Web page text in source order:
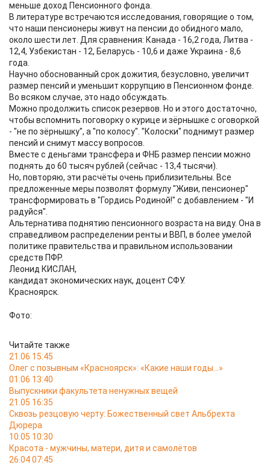
меньше доход Пенсионного фонда.
В литературе встречаются исследования, говорящие о том,
что наши пенсионеры живут на пенсии до обидного мало,
около шести лет. Для сравнения: Канада - 16,2 года, Литва -
12,4, Узбекистан - 12, Беларусь - 10,6 и даже Украина - 8,6
года.
Научно обоснованный срок дожития, безусловно, увеличит
размер пенсий и уменьшит коррупцию в Пенсионном фонде.
Во всяком случае, это надо обсуждать.
Можно продолжить список резервов. Но и этого достаточно,
чтобы вспомнить поговорку о курице и зёрнышке с оговоркой
- "не по зёрнышку", а "по колосу". "Колоски" поднимут размер
пенсий и снимут массу вопросов.
Вместе с деньгами трансфера и ФНБ размер пенсии можно
поднять до 60 тысяч рублей (сейчас - 13,4 тысячи).
Но, повторяю, эти расчёты очень приблизительны. Все
предложенные меры позволят формулу "Живи, пенсионер"
трансформировать в "Гордись Родиной!" с добавлением - "И
радуйся".
Альтернатива поднятию пенсионного возраста на виду. Она в
справедливом распределении ренты и ВВП, в более умелой
политике правительства и правильном использовании
средств ПФР.
Леонид КИСЛАН,
кандидат экономических наук, доцент СФУ.
Красноярск.
Фото:
Читайте также
21.06 15:45
Олег с позывным «Красноярск»: «Какие наши годы…»
01.06 13:40
Выпускники факультета ненужных вещей
21.05 16:35
Сквозь резцовую черту: Божественный свет Альбрехта
Дюрера
10.05 10:30
Красота - мужчины, матери, дитя и самолётов
26.04 07:45